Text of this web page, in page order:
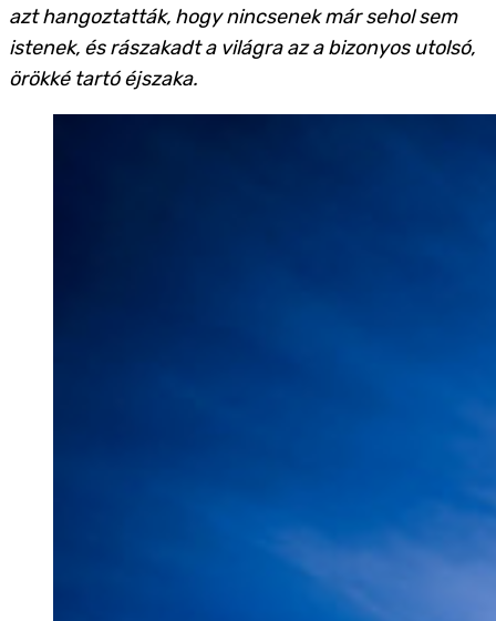
azt hangoztatták, hogy nincsenek már sehol sem
istenek, és rászakadt a világra az a bizonyos utolsó,
örökké tartó éjszaka.